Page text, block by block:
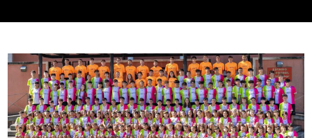
to